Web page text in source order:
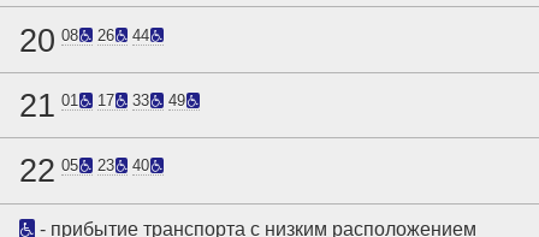
20 08 26 44
21 01 17 33 49
22 05 23 40
- прибытие транспорта с низким расположением